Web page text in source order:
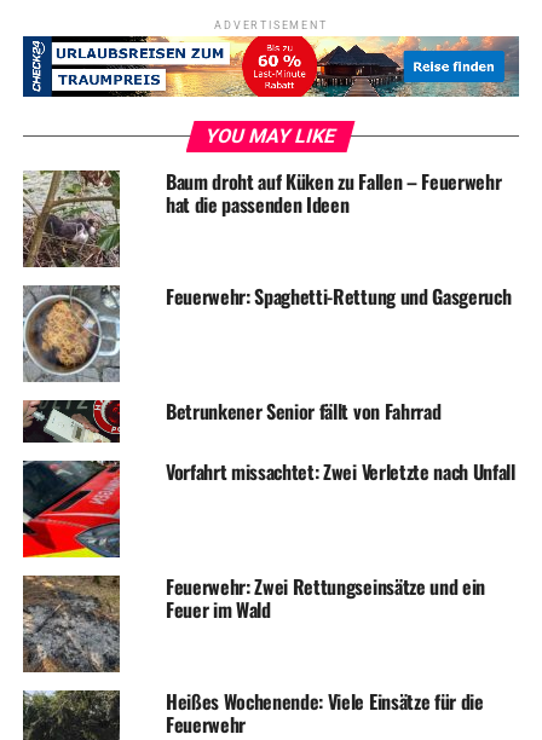
ADVERTISEMENT
Brandstiftung: Gartenlaube in Oberwengern angezündet
DON'T MISS
Feuerwehreinsatz: Giftige Chemikalie in Industriebetrieb
ausgelaufen
ADVERTISEMENT
YOU MAY LIKE
Baum droht auf Küken zu Fallen – Feuerwehr
hat die passenden Ideen
Feuerwehr: Spaghetti-Rettung und Gasgeruch
Betrunkener Senior fällt von Fahrrad
Vorfahrt missachtet: Zwei Verletzte nach Unfall
Feuerwehr: Zwei Rettungseinsätze und ein
Feuer im Wald
Heißes Wochenende: Viele Einsätze für die
Feuerwehr